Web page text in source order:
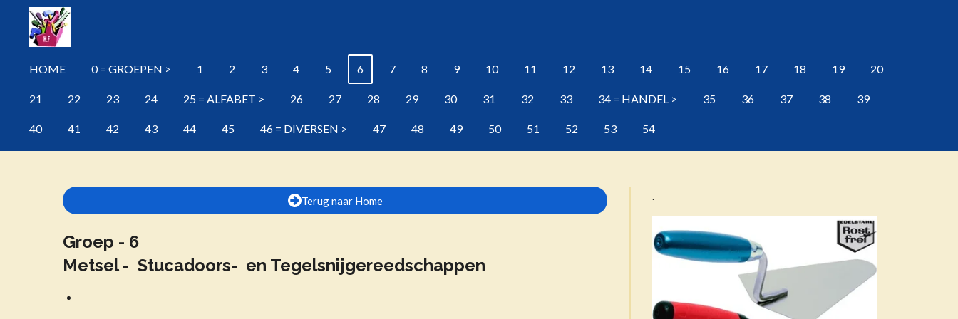
direct
hoofdinhoud
HOME 0 = GROEPEN > 1 2 3 4 5 6 7 8 9 10 11 12 13 14 15 16 17 18 19 20
21 22 23 24 25 = ALFABET > 26 27 28 29 30 31 32 33 34 = HANDEL > 35 36 37 38 39
40 41 42 43 44 45 46 = DIVERSEN > 47 48 49 50 51 52 53 54
Terug naar Home
Groep - 6
Metsel - Stucadoors- en Tegelsnijgereedschappen
.